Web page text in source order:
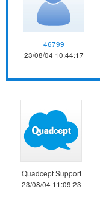
46799
23/08/04 10:44:17
Quadcept Support
23/08/04 11:09:23